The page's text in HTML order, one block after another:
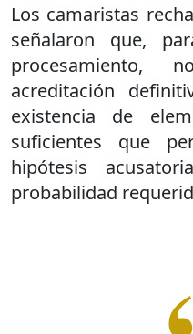
Los camaristas
señalaron que,
acreditación
existencia de
suficientes que
hipótesis
probabilidad